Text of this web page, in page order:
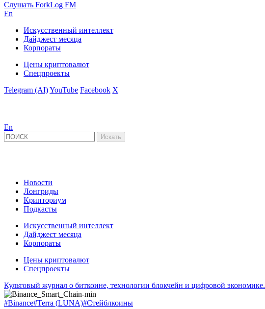
Слушать ForkLog FM
En
Искусственный интеллект
Дайджест месяца
Корпораты
Цены криптовалют
Спецпроекты
Telegram (AI)YouTube Facebook X
En
Новости
Лонгриды
Крипториум
Подкасты
Искусственный интеллект
Дайджест месяца
Корпораты
Цены криптовалют
Спецпроекты
Культовый журнал о биткоине, технологии блокчейн и цифровой экономике.
#Binance#Terra (LUNA)#Стейблкоины